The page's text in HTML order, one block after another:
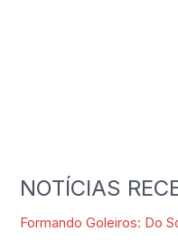
NOTÍCIAS
Formando Goleiros: Do